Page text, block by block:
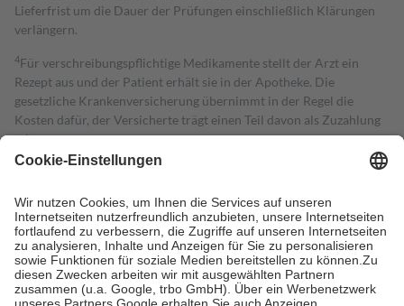
Lieferfrist um die Dauer der Prüfungen einschließlich Klärungen
verlängern.
4Für verschreibungspflichtige Medikamente stellt der Arzt ein
Rezept aus und der Patient erhält sie in der Apotheke. Die
gesetzliche Krankenversicherung übernimmt in der Regel die
Kosten dafür, der Versicherte trägt einen Teil davon als Zuzahlung
mit.
Grundsätzlich leisten Mitglieder Zuzahlungen in Höhe von zehn
höchstens zehn Euro.
Es sind jedoch nie mehr als die tatsächlichen
Kosten der Leistung zu entrichten.
Diese Regeln gelten grundsätzlich auch für Online-Apotheken.
Bei Heilmitteln und häuslicher Krankenpflege beträgt die
Zuzahlung zehn Prozent der Kosten sowie zehn Euro je
Verordnung.